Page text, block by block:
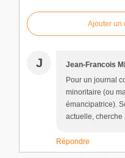
Ajouter un
J Jean-Francois
Pour un journal
minoritaire (ou
émancipatrice).
actuelle, cherche
Répondre